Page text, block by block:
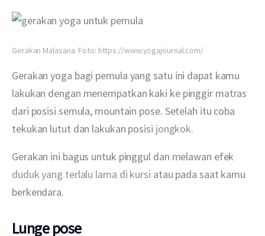
Gerakan Malasana. Foto: https://www.yogajournal.com/
Gerakan yoga bagi pemula yang satu ini dapat kamu
lakukan dengan menempatkan kaki ke pinggir matras
dari posisi semula, mountain pose. Setelah itu coba
tekukan lutut dan lakukan posisi jongkok.
Gerakan ini bagus untuk pinggul dan melawan efek
duduk yang terlalu lama di kursi atau pada saat kamu
berkendara.
Lunge pose